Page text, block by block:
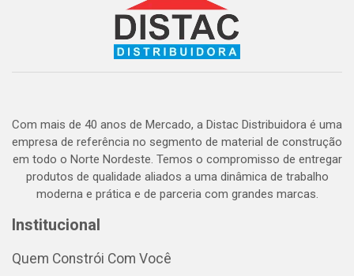
Com mais de 40 anos de Mercado, a Distac Distribuidora é uma
empresa de referência no segmento de material de construção
em todo o Norte Nordeste. Temos o compromisso de entregar
produtos de qualidade aliados a uma dinâmica de trabalho
moderna e prática e de parceria com grandes marcas.
Institucional
Quem Constrói Com Você